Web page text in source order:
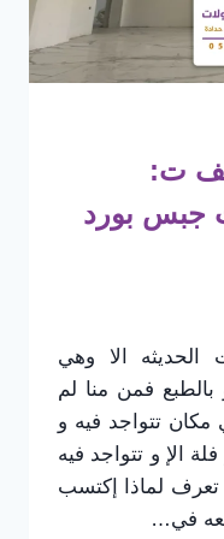
ت:
جبس بورد
الا وهي
فمن منا لم
مكان تتواجد فيه و
الإ و تتواجد فيه
لماذا إكتسب
في…